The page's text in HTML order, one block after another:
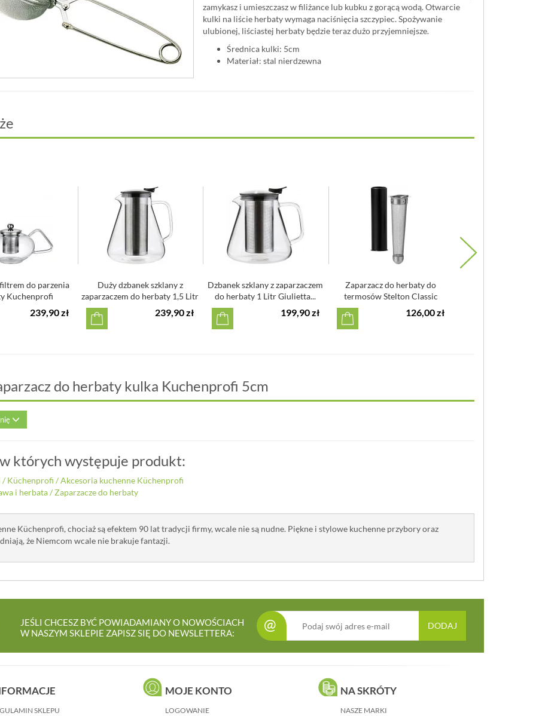
zamykasz i umieszczasz w filiżance lub kubku z gorącą wodą. Otwarcie
kulki na liście herbaty wymaga naciśnięcia szczypiec. Spożywanie
ulubionej, liściastej herbaty będzie teraz dużo przyjemniejsze.
Średnica kulki: 5cm
Materiał: stal nierdzewna
do parzenia
Kuchenprofi
239,90 zł
Duży dzbanek szklany z
zaparzaczem do herbaty 1,5 Litr
239,90 zł
Dzbanek szklany z zaparzaczem
do herbaty 1 Litr Giulietta...
199,90 zł
Zaparzacz do herbaty do
termosów Stelton Classic
126,00 zł
do herbaty kulka Kuchenprofi 5cm
których występuje produkt:
/ Küchenprofi /Akcesoria kuchenne Küchenprofi
i herbata/ Zaparzacze do herbaty
Küchenprofi, chociaż są efektem 90 lat tradycji firmy, wcale nie są nudne. Piękne i stylowe kuchenne przybory oraz
że Niemcom wcale nie brakuje fantazji.
JEŚLI CHCESZ BYĆ POWIADAMIANY O NOWOŚCIACH
W NASZYM SKLEPIE ZAPISZ SIĘ DO NEWSLETTERA:
@ DODAJ
SKLEPU
MOJE KONTO
LOGOWANIE
NA SKRÓTY
NASZE MARKI